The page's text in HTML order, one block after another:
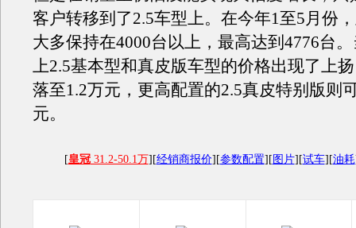
客户转移到了2.5车型上。在今年1至5月份
大多保持在4000台以上，最高达到4776台
上2.5基本型和真皮版车型的价格出现了上
落至1.2万元，更高配置的2.5真皮特别版则
元。
[皇冠31.2-50.1万][经销商报价][参数配置][ 图片][试车][油耗